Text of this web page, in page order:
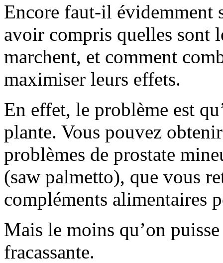
Encore faut-il évidemment
avoir compris quelles sont
marchent, et comment
maximiser leurs effets.
En effet, le problème est
plante. Vous pouvez
problèmes de prostate
(saw palmetto), que vous
compléments alimentaires
Mais le moins qu’on
fracassante.